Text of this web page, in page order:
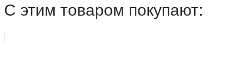
С этим товаром покупают: